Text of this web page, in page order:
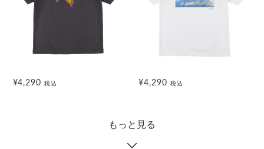
¥4,290税込 ¥4,290 税込
もっと見る